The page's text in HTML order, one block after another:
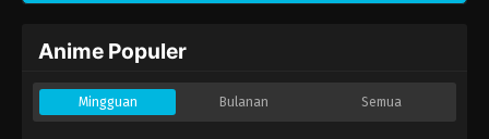
Anime Populer
Mingguan Bulanan Semua